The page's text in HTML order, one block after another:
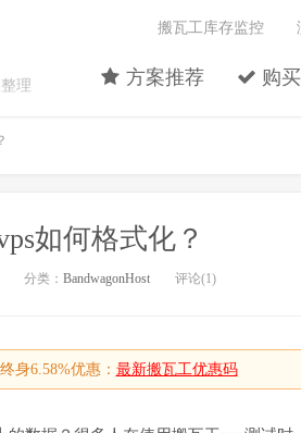
理
方案推荐 购
搬瓦工库存监控
如何格式化？
分类： BandwagonHost 评论(1)
身6.58%优惠： 最新搬瓦工优惠码